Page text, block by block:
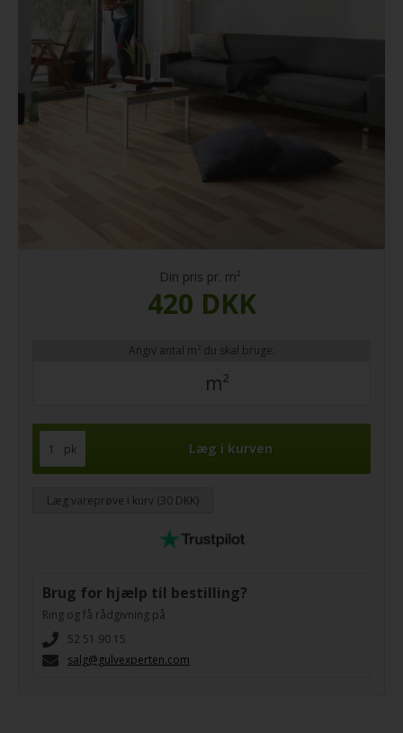
Din pris pr. m²
420 DKK
Angiv antal m² du skal bruge:
m²
pk
Læg vareprøve i kurv (30 DKK)
Brug for hjælp til bestilling?
Ring og få rådgivning på
52 51 90 15
salg@gulvexperten.com